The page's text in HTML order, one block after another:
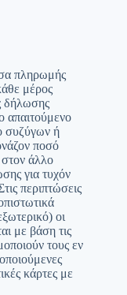
πληρωμής
μέρος
δήλωσης
απαιτούμενο
συζύγων ή
ποσό
στον άλλο
για τυχόν
περιπτώσεις
οι
με βάση τις
τους εν
κάρτες με